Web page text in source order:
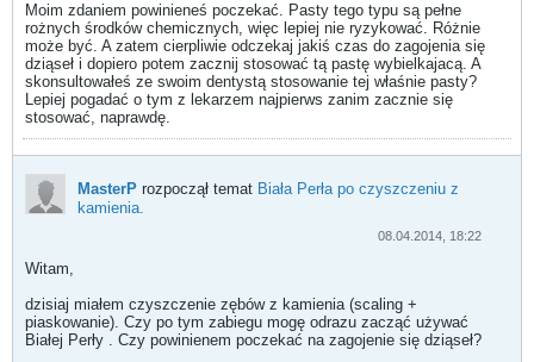
Moim zdaniem powinieneś poczekać. Pasty tego typu są pełne
rożnych środków chemicznych, więc lepiej nie ryzykować. Różnie
może być. A zatem cierpliwie odczekaj jakiś czas do zagojenia się
dziąseł i dopiero potem zacznij stosować tą pastę wybielkajacą. A
skonsultowałeś ze swoim dentystą stosowanie tej właśnie pasty?
Lepiej pogadać o tym z lekarzem najpierws zanim zacznie się
stosować, naprawdę.
MasterP rozpoczął temat Biała Perła po czyszczeniu z
kamienia.
08.04.2014, 18:22
Witam,
dzisiaj miałem czyszczenie zębów z kamienia (scaling +
piaskowanie). Czy po tym zabiegu mogę odrazu zacząć używać
Białej Perły . Czy powinienem poczekać na zagojenie się dziąseł?